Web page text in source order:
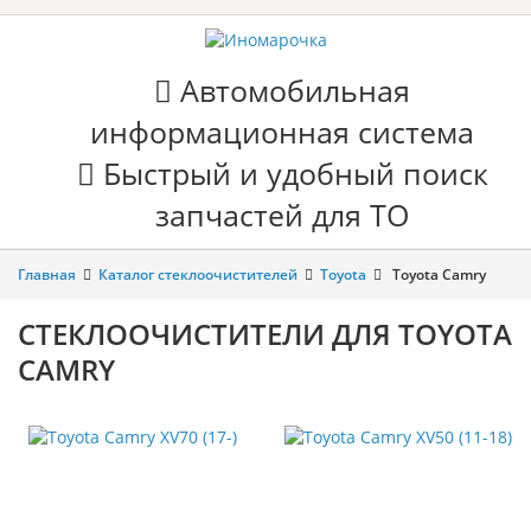
Автомобильная
информационная система
Быстрый и удобный поиск
запчастей для ТО
Главная Каталог стеклоочистителей Toyota Toyota Camry
СТЕКЛООЧИСТИТЕЛИ ДЛЯ TOYOTA
CAMRY